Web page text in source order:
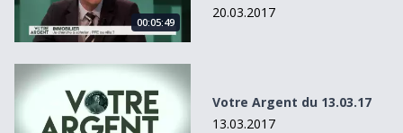
00:05:49
20.03.2017
Votre Argent du 13.03.17
Votre Argent du 13.03.17
13.03.2017